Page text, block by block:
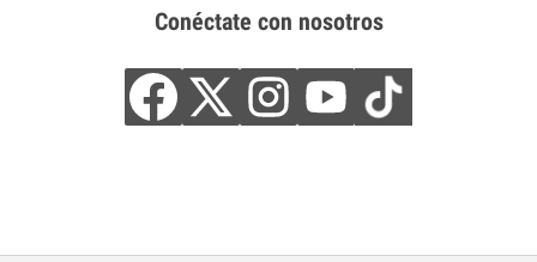
Conéctate con nosotros